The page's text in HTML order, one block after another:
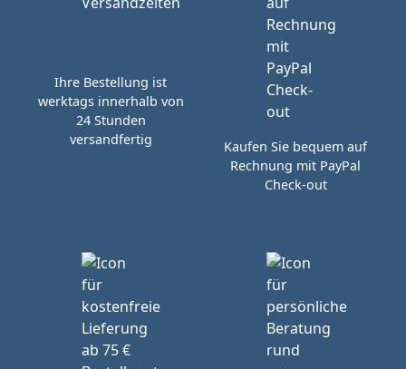
Ihre Bestellung ist
werktags innerhalb von
24 Stunden
versandfertig
Kaufen Sie bequem auf
Rechnung mit PayPal
Check-out